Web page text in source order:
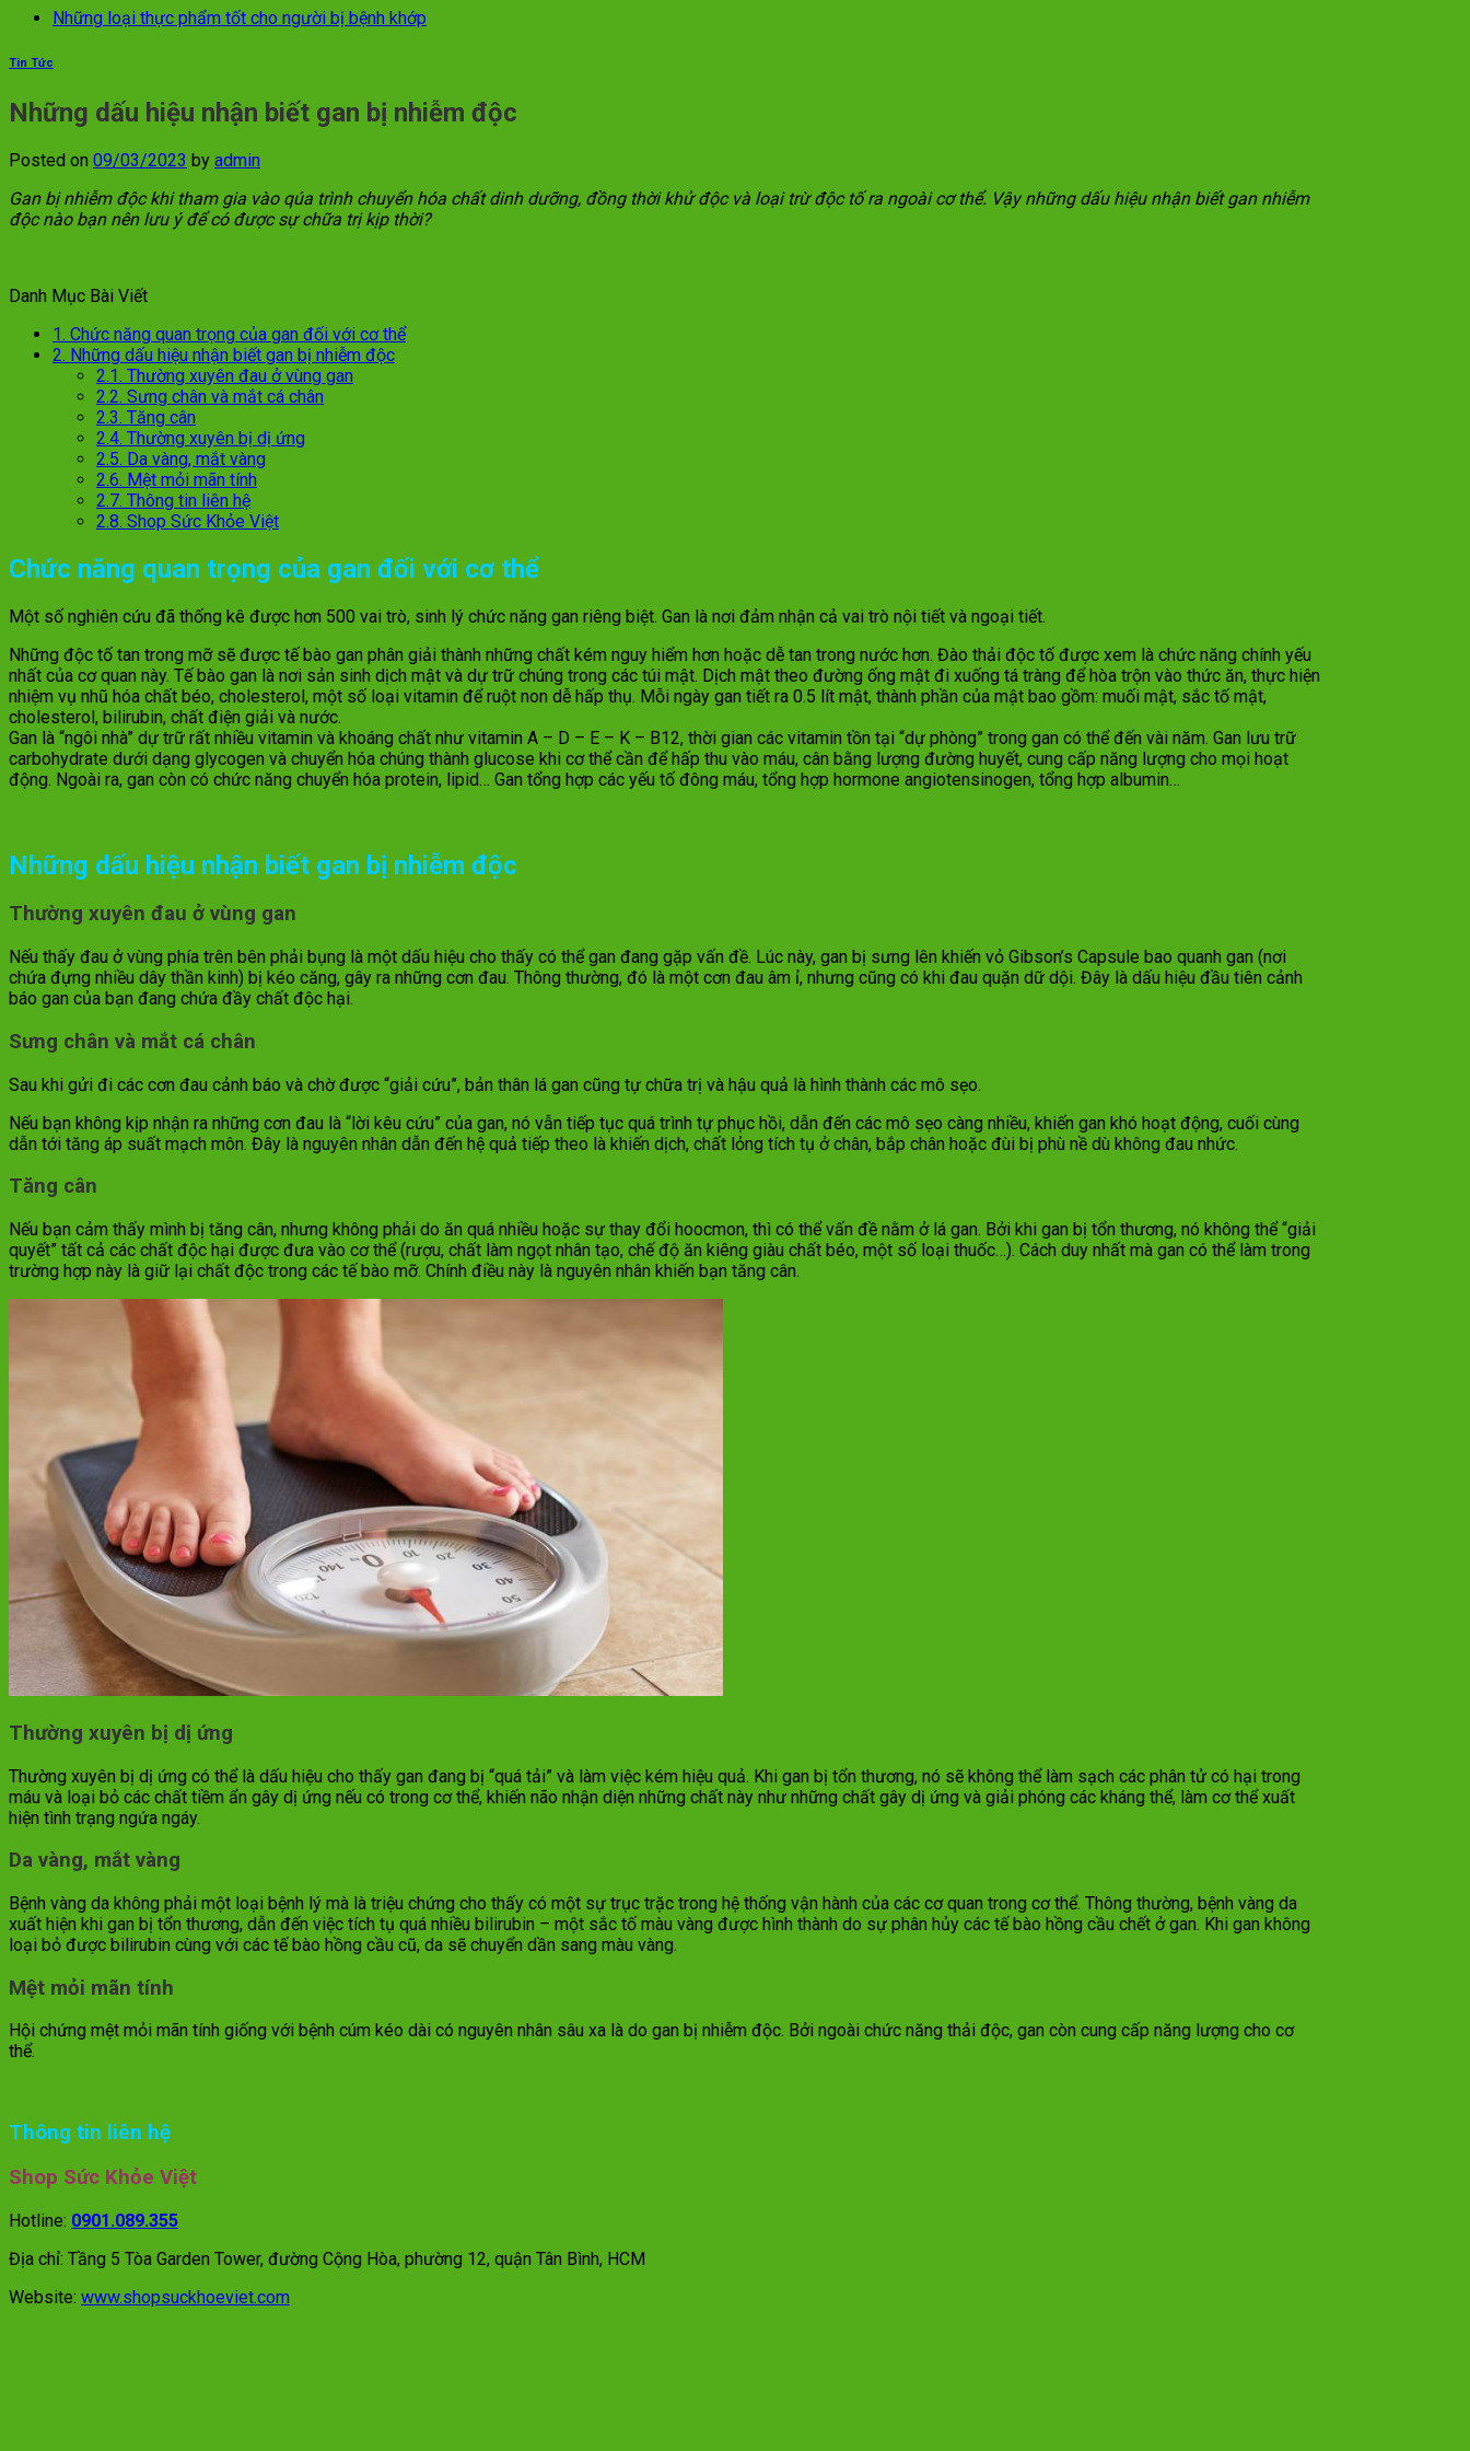
Những loại thực phẩm tốt cho người bị bệnh khớp
Tin Tức
Những dấu hiệu nhận biết gan bị nhiễm độc
Posted on 09/03/2023 by admin
Gan bị nhiễm độc khi tham gia vào qúa trình chuyển hóa chất dinh dưỡng, đồng thời khử độc và loại trừ độc tố ra ngoài cơ thể. Vậy những dấu hiệu nhận biết gan nhiễm
độc nào bạn nên lưu ý để có được sự chữa trị kịp thời?
Danh Mục Bài Viết
1. Chức năng quan trọng của gan đối với cơ thể
2. Những dấu hiệu nhận biết gan bị nhiễm độc
2.1. Thường xuyên đau ở vùng gan
2.2. Sưng chân và mắt cá chân
2.3. Tăng cân
2.4. Thường xuyên bị dị ứng
2.5. Da vàng, mắt vàng
2.6. Mệt mỏi mãn tính
2.7. Thông tin liên hệ
2.8. Shop Sức Khỏe Việt
Chức năng quan trọng của gan đối với cơ thể
Một số nghiên cứu đã thống kê được hơn 500 vai trò, sinh lý chức năng gan riêng biệt. Gan là nơi đảm nhận cả vai trò nội tiết và ngoại tiết.
Những độc tố tan trong mỡ sẽ được tế bào gan phân giải thành những chất kém nguy hiểm hơn hoặc dễ tan trong nước hơn. Đào thải độc tố được xem là chức năng chính yếu
nhất của cơ quan này. Tế bào gan là nơi sản sinh dịch mật và dự trữ chúng trong các túi mật. Dịch mật theo đường ống mật đi xuống tá tràng để hòa trộn vào thức ăn, thực hiện
nhiệm vụ nhũ hóa chất béo, cholesterol, một số loại vitamin để ruột non dễ hấp thụ. Mỗi ngày gan tiết ra 0.5 lít mật, thành phần của mật bao gồm: muối mật, sắc tố mật,
cholesterol, bilirubin, chất điện giải và nước.
Gan là “ngôi nhà” dự trữ rất nhiều vitamin và khoáng chất như vitamin A – D – E – K – B12, thời gian các vitamin tồn tại “dự phòng” trong gan có thể đến vài năm. Gan lưu trữ
carbohydrate dưới dạng glycogen và chuyển hóa chúng thành glucose khi cơ thể cần để hấp thu vào máu, cân bằng lượng đường huyết, cung cấp năng lượng cho mọi hoạt
động. Ngoài ra, gan còn có chức năng chuyển hóa protein, lipid… Gan tổng hợp các yếu tố đông máu, tổng hợp hormone angiotensinogen, tổng hợp albumin…
Những dấu hiệu nhận biết gan bị nhiễm độc
Thường xuyên đau ở vùng gan
Nếu thấy đau ở vùng phía trên bên phải bụng là một dấu hiệu cho thấy có thể gan đang gặp vấn đề. Lúc này, gan bị sưng lên khiến vỏ Gibson’s Capsule bao quanh gan (nơi
chứa đựng nhiều dây thần kinh) bị kéo căng, gây ra những cơn đau. Thông thường, đó là một cơn đau âm ỉ, nhưng cũng có khi đau quặn dữ dội. Đây là dấu hiệu đầu tiên cảnh
báo gan của bạn đang chứa đầy chất độc hại.
Sưng chân và mắt cá chân
Sau khi gửi đi các cơn đau cảnh báo và chờ được “giải cứu”, bản thân lá gan cũng tự chữa trị và hậu quả là hình thành các mô sẹo.
Nếu bạn không kịp nhận ra những cơn đau là “lời kêu cứu” của gan, nó vẫn tiếp tục quá trình tự phục hồi, dẫn đến các mô sẹo càng nhiều, khiến gan khó hoạt động, cuối cùng
dẫn tới tăng áp suất mạch môn. Đây là nguyên nhân dẫn đến hệ quả tiếp theo là khiến dịch, chất lỏng tích tụ ở chân, bắp chân hoặc đùi bị phù nề dù không đau nhức.
Tăng cân
Nếu bạn cảm thấy mình bị tăng cân, nhưng không phải do ăn quá nhiều hoặc sự thay đổi hoocmon, thì có thể vấn đề nằm ở lá gan. Bởi khi gan bị tổn thương, nó không thể “giải
quyết” tất cả các chất độc hại được đưa vào cơ thể (rượu, chất làm ngọt nhân tạo, chế độ ăn kiêng giàu chất béo, một số loại thuốc…). Cách duy nhất mà gan có thể làm trong
trường hợp này là giữ lại chất độc trong các tế bào mỡ. Chính điều này là nguyên nhân khiến bạn tăng cân.
Thường xuyên bị dị ứng
Thường xuyên bị dị ứng có thể là dấu hiệu cho thấy gan đang bị “quá tải” và làm việc kém hiệu quả. Khi gan bị tổn thương, nó sẽ không thể làm sạch các phân tử có hại trong
máu và loại bỏ các chất tiềm ẩn gây dị ứng nếu có trong cơ thể, khiến não nhận diện những chất này như những chất gây dị ứng và giải phóng các kháng thể, làm cơ thể xuất
hiện tình trạng ngứa ngáy.
Da vàng, mắt vàng
Bệnh vàng da không phải một loại bệnh lý mà là triệu chứng cho thấy có một sự trục trặc trong hệ thống vận hành của các cơ quan trong cơ thể. Thông thường, bệnh vàng da
xuất hiện khi gan bị tổn thương, dẫn đến việc tích tụ quá nhiều bilirubin – một sắc tố màu vàng được hình thành do sự phân hủy các tế bào hồng cầu chết ở gan. Khi gan không
loại bỏ được bilirubin cùng với các tế bào hồng cầu cũ, da sẽ chuyển dần sang màu vàng.
Mệt mỏi mãn tính
Hội chứng mệt mỏi mãn tính giống với bệnh cúm kéo dài có nguyên nhân sâu xa là do gan bị nhiễm độc. Bởi ngoài chức năng thải độc, gan còn cung cấp năng lượng cho cơ
thể.
Thông tin liên hệ
Shop Sức Khỏe Việt
Hotline: 0901.089.355
Địa chỉ: Tầng 5 Tòa Garden Tower, đường Cộng Hòa, phường 12, quận Tân Bình, HCM
Website: www.shopsuckhoeviet.com